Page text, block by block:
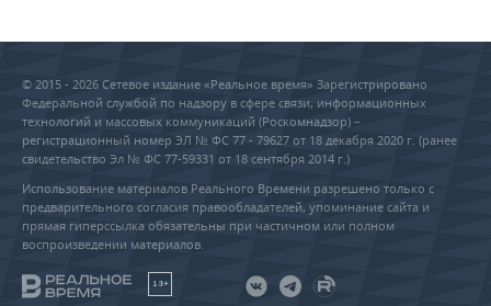
© 2015 - 2026 Сетевое издание «Реальное время» Зарегистрировано
Федеральной службой по надзору в сфере связи, информационных
технологий и массовых коммуникаций (Роскомнадзор) –
регистрационный номер ЭЛ № ФС 77 - 79627 от 18 декабря 2020 г. (ранее
свидетельство Эл № ФС 77-59331 от 18 сентября 2014 г.)
Использование материалов Реального Времени разрешено только с
предварительного согласия правообладателей, упоминание сайта и
прямая гиперссылка обязательны при частичном или полном
воспроизведении материалов.
18+